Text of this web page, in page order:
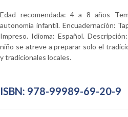
Edad recomendada: 4 a 8 años
autonomía infantil. Encuadernación:
Impreso. Idioma: Español.
niño se atreve a preparar solo el
y tradicionales locales.
ISBN: 978-99989-69-20-9